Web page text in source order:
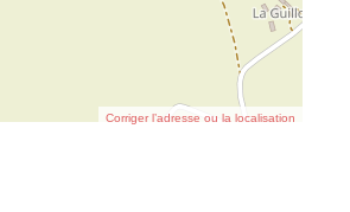
Corriger l’adresse ou la localisation